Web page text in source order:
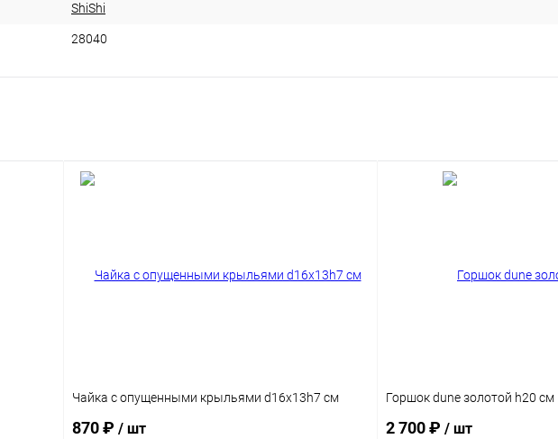
ShiShi
28040
Чайка с опущенными крыльями d16x13h7 см
870 ₽ / шт
Горшок dune золотой h20 см
2 700 ₽ / шт